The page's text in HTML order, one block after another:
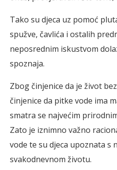
Tako su djeca uz pomoć
spužve, čavlića i ostalih
neposrednim iskustvom
spoznaja.
Zbog činjenice da je život
činjenice da pitke vode ima
smatra se najvećim
Zato je iznimno važno
vode te su djeca upoznata s
svakodnevnom životu.